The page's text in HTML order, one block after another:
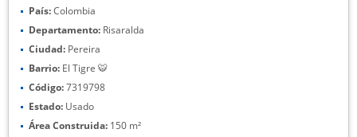
País:Colombia
Departamento: Risaralda
Ciudad: Pereira
Barrio: El Tigre 🐯
Código:7319798
Estado: Usado
Área Construida: 150 m²